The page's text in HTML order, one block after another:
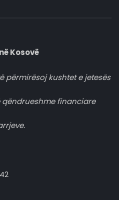
Kosovë
përmirësoj kushtet e jetesës
financiare